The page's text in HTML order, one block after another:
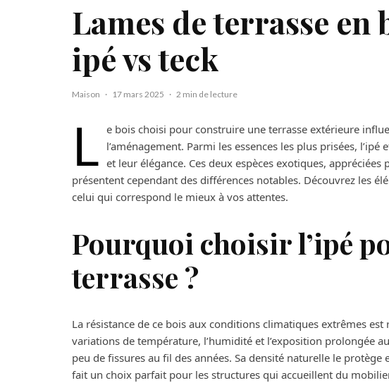
Lames de terrasse en
ipé vs teck
Maison · 17 mars 2025 · 2 min de lecture
L e bois choisi pour construire une terrasse extérieure
l’aménagement. Parmi les essences les plus prisées,
et leur élégance. Ces deux espèces exotiques,
présentent cependant des différences notables. Découvrez les
celui qui correspond le mieux à vos attentes.
Pourquoi choisir l’ipé
terrasse ?
La résistance de ce bois aux conditions climatiques extrêmes
variations de température, l’humidité et l’exposition prolongée
peu de fissures au fil des années. Sa densité naturelle le
fait un choix parfait pour les structures qui accueillent du